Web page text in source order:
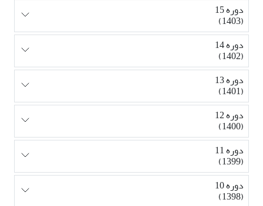
دوره 15
(1403)
دوره 14
(1402)
دوره 13
(1401)
دوره 12
(1400)
دوره 11
(1399)
دوره 10
(1398)